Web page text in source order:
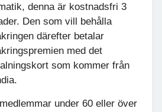
denna är kostnadsfri 3
Den som vill behålla
därefter betalar
med det
som kommer från
under 60 eller över